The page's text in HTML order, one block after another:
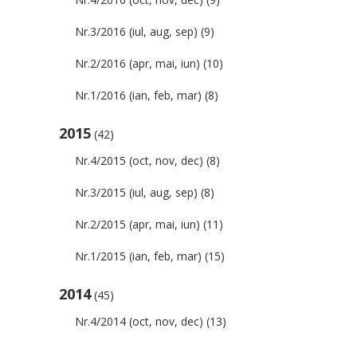
Nr.3/2016 (iul, aug, sep) (9)
Nr.2/2016 (apr, mai, iun) (10)
Nr.1/2016 (ian, feb, mar) (8)
2015 (42)
Nr.4/2015 (oct, nov, dec) (8)
Nr.3/2015 (iul, aug, sep) (8)
Nr.2/2015 (apr, mai, iun) (11)
Nr.1/2015 (ian, feb, mar) (15)
2014(45)
Nr.4/2014 (oct, nov, dec) (13)